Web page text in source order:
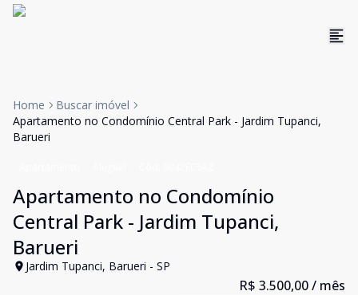
Home
Buscar imóvel
Apartamento no Condomínio Central Park - Jardim Tupanci,
Barueri
Apartamento no Condomínio
Central Park - Jardim Tupanci,
Barueri
Jardim Tupanci, Barueri - SP
R$ 3.500,00/ mês